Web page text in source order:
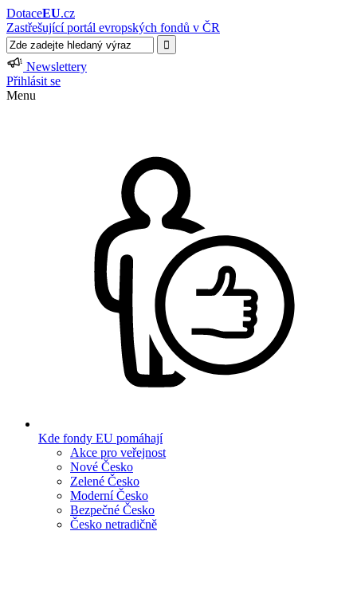
DotaceEU.cz
Zastřešující portál evropských fondů v ČR
Newslettery
Přihlásit se
Menu
Kde fondy EU pomáhají
Akce pro veřejnost
Nové Česko
Zelené Česko
Moderní Česko
Bezpečné Česko
Česko netradičně